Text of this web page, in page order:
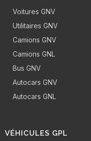
Voitures GNV
Utilitaires GNV
Camions GNV
Camions GNL
Bus GNV
Autocars GNV
Autocars GNL
VÉHICULES GPL